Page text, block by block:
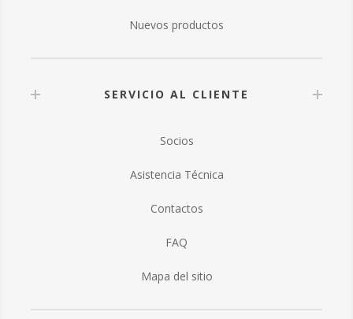
Nuevos productos
SERVICIO AL CLIENTE
Socios
Asistencia Técnica
Contactos
FAQ
Mapa del sitio